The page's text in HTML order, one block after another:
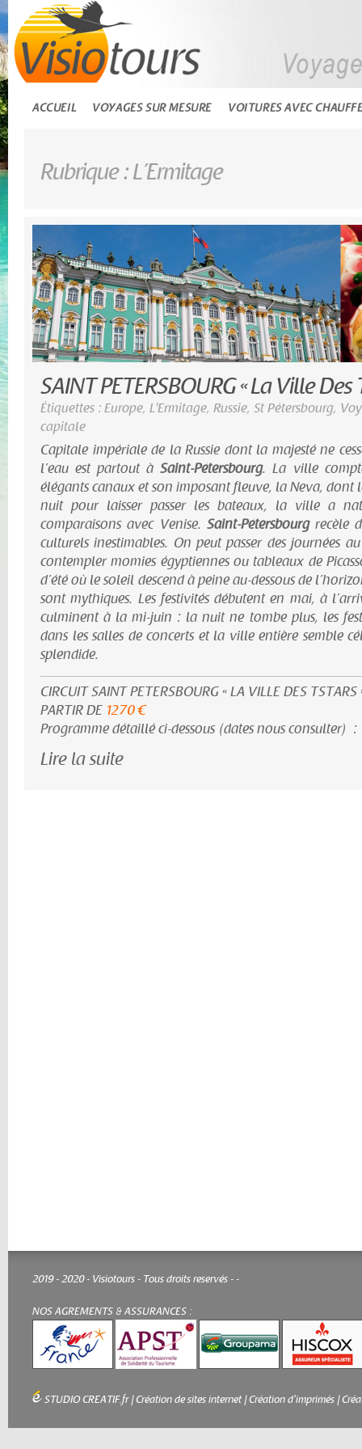
ACCUEIL VOYAGES SUR MESURE VOITURES AVEC
Rubrique : L’Ermitage
SAINT PETERSBOURG « La Ville Des
Étiquettes : Europe, L'Ermitage, Russie, St Pétersbourg,
capitale
Capitale impériale de la Russie dont la majesté ne
l’eau est partout àSaint-Pétersbourg. La ville
élégants canaux et son imposant fleuve, la Neva, dont
nuit pour laisser passer les bateaux, la ville a
comparaisons avec Venise. Saint-Pétersbourgrecèle
culturels inestimables. On peut passer des journées
contempler momies égyptiennes ou tableaux de
d’été où le soleil descend à peine au-dessous de
sont mythiques. Les festivités débutent en mai, à
culminent à la mi-juin : la nuit ne tombe plus, les
dans les salles de concerts et la ville entière semble
splendide.
CIRCUIT SAINT PETERSBOURG « LA VILLE DES TSTARS
PARTIR DE 1270 €
Programme détaillé ci-dessous (dates nous consulter) :
Lire la suite
2019 - 2020 - Visiotours - Tous droits reservés - -
NOS AGREMENTS & ASSURANCES :
STUDIO CREATIF.fr|Création de sites internet |Création d'imprimés |